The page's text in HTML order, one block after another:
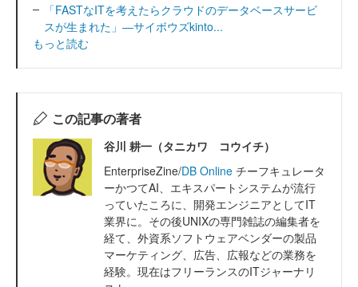
「FASTなITを考えたらクラウドのデータベースサービ
スが生まれた」―サイボウズkinto...
もっと読む
この記事の著者
谷川 耕一（タニカワ コウイチ）
EnterpriseZine/DB Online チーフキュレータ
ーかつてAI、エキスパートシステムが流行
っていたころに、開発エンジニアとしてIT
業界に。その後UNIXの専門雑誌の編集者を
経て、外資系ソフトウェアベンダーの製品
マーケティング、広告、広報などの業務を
経験。現在はフリーランスのITジャーナリ